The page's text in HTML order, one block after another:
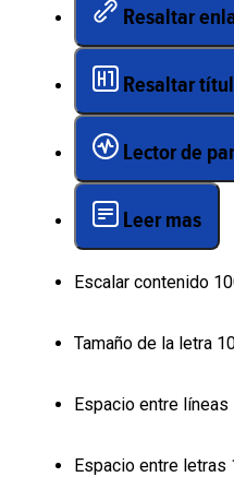
Resaltar
Resaltar
Lector de
Leer mas
Escalar contenido
Tamaño de la letra
Espacio entre líneas
Espacio entre letras